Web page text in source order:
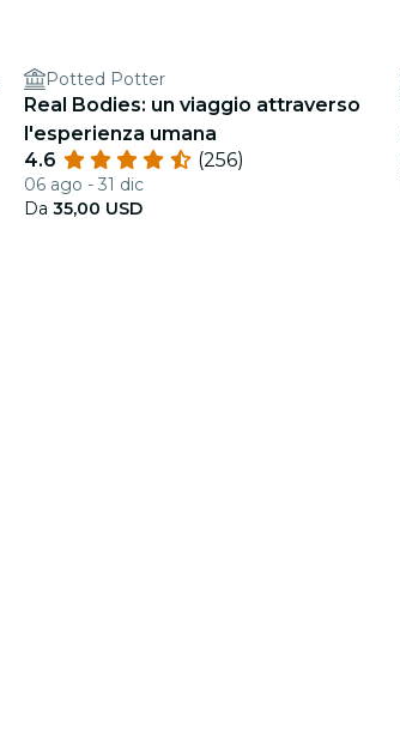
Potted Potter
Real Bodies: un viaggio attraverso
l'esperienza umana
4.6
(256)
06 ago - 31 dic
Da 35,00 USD